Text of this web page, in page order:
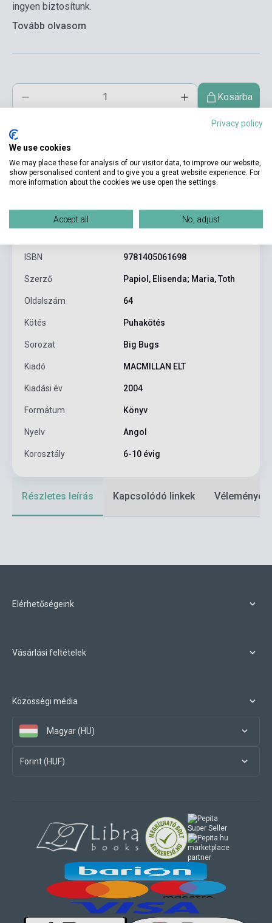
ingyen biztosítunk.
Tovább olvasom
Kosárba
Termékjellemzők
ISBN 9781405061698
Szerző Papiol, Elisenda; Maria, Toth
Oldalszám 64
Kötés Puhakötés
Sorozat Big Bugs
Kiadó MACMILLAN ELT
Kiadási év 2004
Formátum Könyv
Nyelv Angol
Korosztály 6-10 évig
Részletes leírás Kapcsolódó linkek Vélemények
Elérhetőségeink
Vásárlási feltételek
Közösségi média
Magyar (HU)
Forint (HUF)
marketplace
partner
Privacy policy
We use cookies
We may place these for analysis of our visitor data, to improve our website,
show personalised content and to give you a great website experience. For
more information about the cookies we use open the settings.
Accept all No, adjust